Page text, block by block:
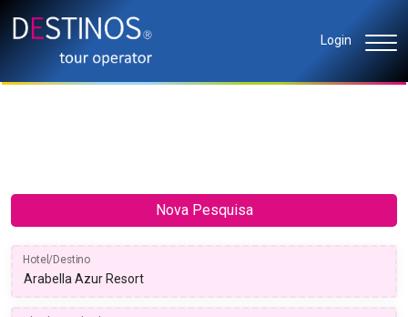
Login
Nova Pesquisa
Hotel/Destino